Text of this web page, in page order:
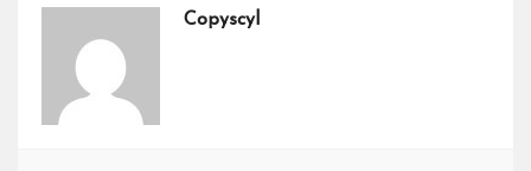
Copyscyl